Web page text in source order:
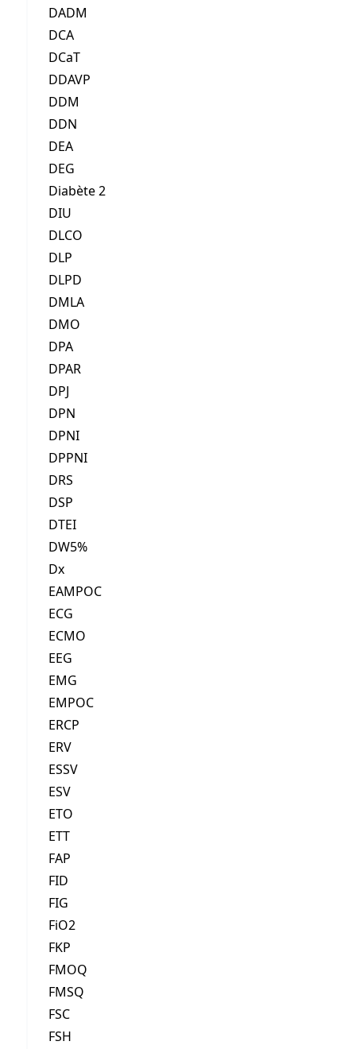
DADM
DCA
DCaT
DDAVP
DDM
DDN
DEA
DEG
Diabète 2
DIU
DLCO
DLP
DLPD
DMLA
DMO
DPA
DPAR
DPJ
DPN
DPNI
DPPNI
DRS
DSP
DTEI
DW5%
Dx
EAMPOC
ECG
ECMO
EEG
EMG
EMPOC
ERCP
ERV
ESSV
ESV
ETO
ETT
FAP
FID
FIG
FiO2
FKP
FMOQ
FMSQ
FSC
FSH